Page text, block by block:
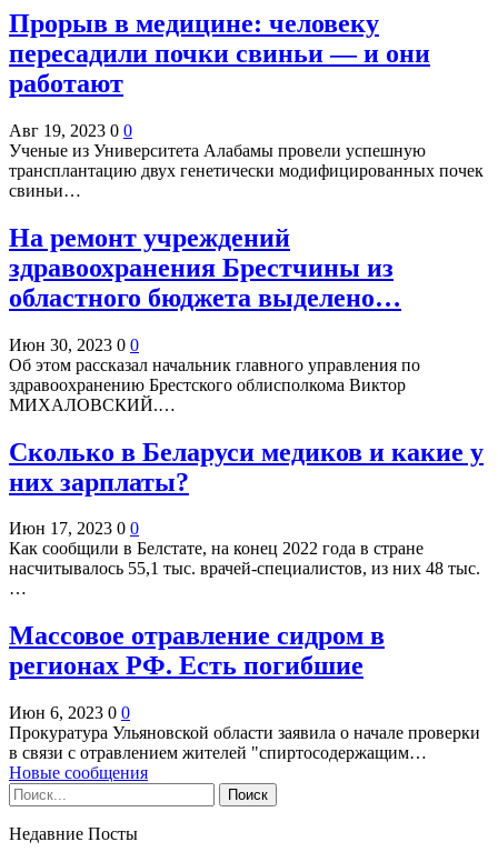
Прорыв в медицине: человеку
пересадили почки свиньи — и они
работают
Авг 19, 2023 0 0
Ученые из Университета Алабамы провели успешную
трансплантацию двух генетически модифицированных почек
свиньи…
На ремонт учреждений
здравоохранения Брестчины из
областного бюджета выделено…
Июн 30, 2023 0 0
Об этом рассказал начальник главного управления по
здравоохранению Брестского облисполкома Виктор
МИХАЛОВСКИЙ.…
Сколько в Беларуси медиков и какие у
них зарплаты?
Июн 17, 2023 0 0
Как сообщили в Белстате, на конец 2022 года в стране
насчитывалось 55,1 тыс. врачей-специалистов, из них 48 тыс.
…
Массовое отравление сидром в
регионах РФ. Есть погибшие
Июн 6, 2023 0 0
Прокуратура Ульяновской области заявила о начале проверки
в связи с отравлением жителей "спиртосодержащим…
Новые сообщения
Недавние Посты